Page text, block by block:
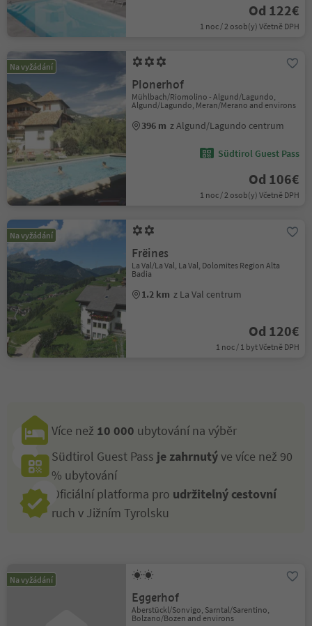
Od 122€
1 noc / 2 osob(y) Včetně DPH
Na vyžádání
Plonerhof
Mühlbach/Riomolino - Algund/Lagundo,
Algund/Lagundo, Meran/Merano and environs
396 m z Algund/Lagundo centrum
Südtirol Guest Pass
Od 106€
1 noc / 2 osob(y) Včetně DPH
Na vyžádání
Frëines
La Val/La Val, La Val, Dolomites Region Alta
Badia
1.2 km z La Val centrum
Od 120€
1 noc / 1 byt Včetně DPH
Více než 10 000 ubytování na výběr
Südtirol Guest Pass je zahrnutýve více než 90
% ubytování
Oficiální platforma pro udržitelný cestovní
ruch v Jižním Tyrolsku
Na vyžádání
Eggerhof
Aberstückl/Sonvigo, Sarntal/Sarentino,
Bolzano/Bozen and environs